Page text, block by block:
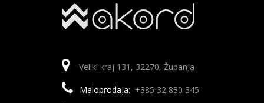
Veliki kraj 131, 32270, Županja
Maloprodaja: +385 32 830 345